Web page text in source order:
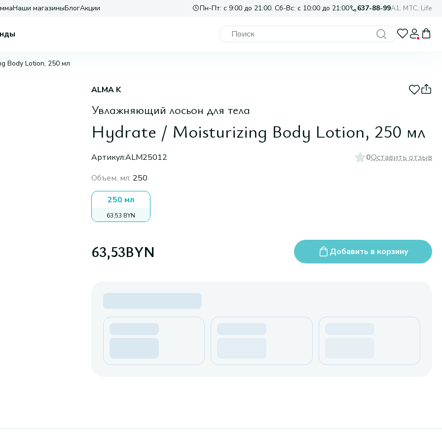
Наши магазиныБлогАкции Пн-Пт: с 9:00 до 21:00. Сб-Вс: с 10:00 до 21:00 637-88-99A1, МТС, Life
Body Lotion, 250 мл
ALMA K
Увлажняющий лосьон для тела
Hydrate / Moisturizing Body Lotion, 250 мл
Артикул:ALM25012 0Оставить отзыв
Объем, мл: 250
250 мл
63,53 BYN
63,53BYN Добавить в корзину